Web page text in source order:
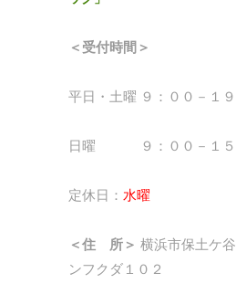
＜受付時間＞
平日・土曜 ９：００－１
日曜 ９：００－１５
定休日： 水曜
＜住 所＞ 横浜市保土ケ
ンフクダ１０２